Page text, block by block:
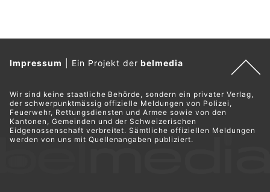
Impressum Ein Projekt derbelmedia
Wir sind keine staatliche Behörde, sondern ein privater Verlag,
der schwerpunktmässig offizielle Meldungen von Polizei,
Feuerwehr, Rettungsdiensten und Armee sowie von den
Kantonen, Gemeinden und der Schweizerischen
Eidgenossenschaft verbreitet. Sämtliche offiziellen Meldungen
werden von uns mit Quellenangaben publiziert.